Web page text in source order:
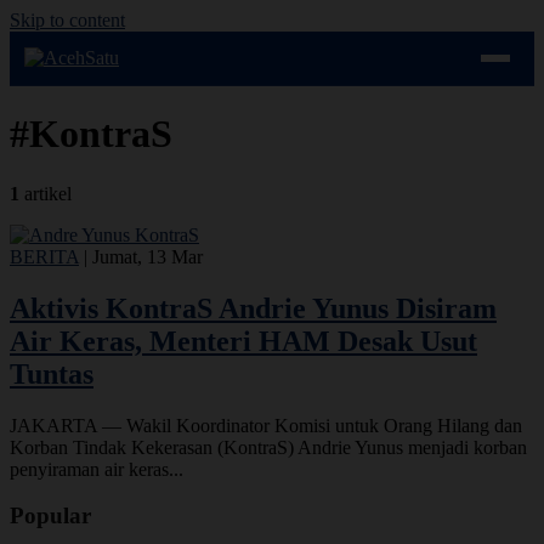
Skip to content
#KontraS
1 artikel
BERITA | Jumat, 13 Mar
Aktivis KontraS Andrie Yunus Disiram
Air Keras, Menteri HAM Desak Usut
Tuntas
JAKARTA — Wakil Koordinator Komisi untuk Orang Hilang dan
Korban Tindak Kekerasan (KontraS) Andrie Yunus menjadi korban
penyiraman air keras...
Popular